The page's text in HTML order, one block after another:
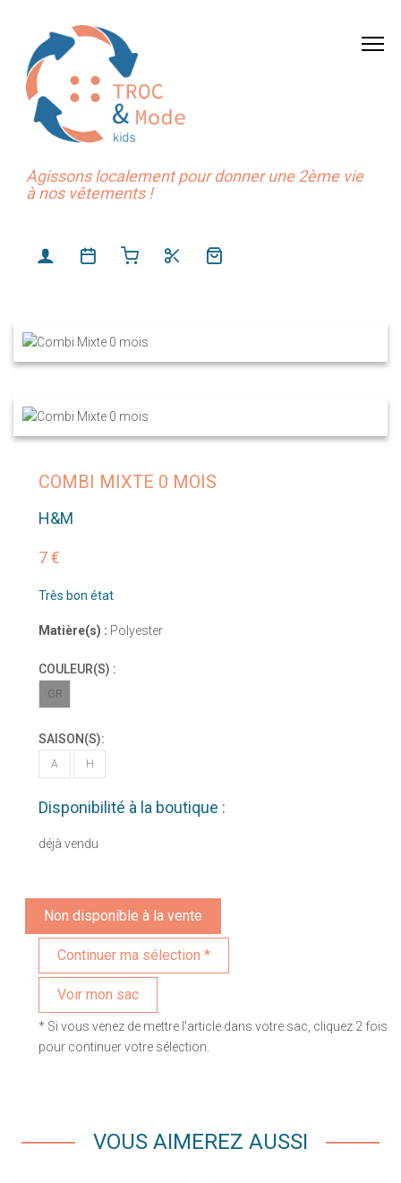
Agissons localement pour donner une 2ème vie
à nos vêtements !
COMBI MIXTE 0 MOIS
H&M
7 €
Très bon état
Matière(s) : Polyester
COULEUR(S) :
GR
SAISON(S):
A H
Disponibilité à la boutique :
déjà vendu
Non disponible à la vente
Voir mon sac
* Si vous venez de mettre l'article dans votre sac, cliquez 2 fois
pour continuer votre sélection.
VOUS AIMEREZ AUSSI